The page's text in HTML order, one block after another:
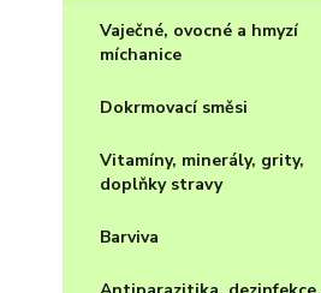
Vaječné, ovocné a hmyzí
míchanice
Dokrmovací směsi
Vitamíny, minerály, grity,
doplňky stravy
Barviva